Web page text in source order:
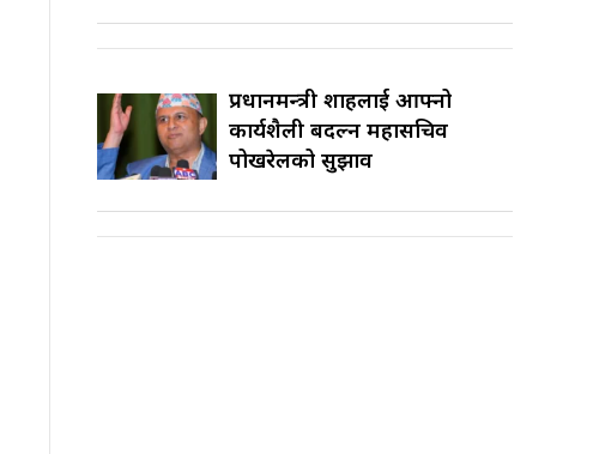
प्रधानमन्त्री शाहलाई आफ्नो
कार्यशैली बदल्न महासचिव
पोखरेलको सुझाव